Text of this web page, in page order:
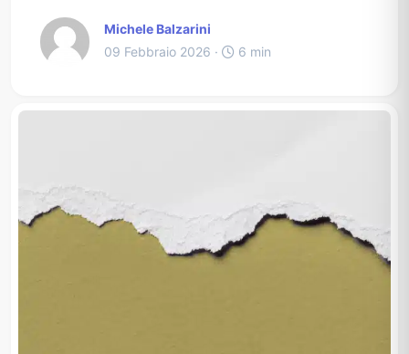
Michele Balzarini
09 Febbraio 2026 ·
6 min